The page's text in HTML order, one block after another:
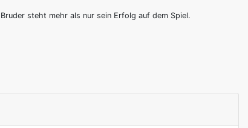
steht mehr als nur sein Erfolg auf dem Spiel.